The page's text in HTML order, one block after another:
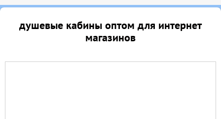
душевые кабины оптом для интернет
магазинов